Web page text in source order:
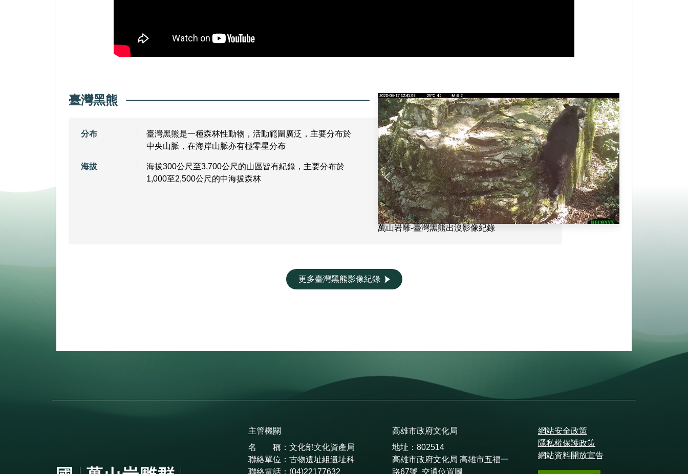
臺灣黑熊
分布
臺灣黑熊是一種森林性動物，活動範圍廣泛，主要分布於
中央山脈，在海岸山脈亦有極零星分布
海拔
海拔300公尺至3,700公尺的山區皆有紀錄，主要分布於
1,000至2,500公尺的中海拔森林
萬山岩雕-臺灣黑熊出沒影像紀錄
更多臺灣黑熊影像紀錄
主管機關
名 稱：文化部文化資產局
聯絡單位：古物遺址組遺址科
聯絡電話：(04)22177632
高雄市政府文化局
地址：802514
高雄市政府文化局 高雄市五福一
路67號 交通位置圖
網站安全政策
隱私權保護政策
網站資料開放宣告